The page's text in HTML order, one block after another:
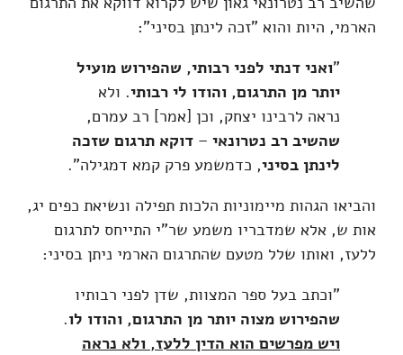
הארמי, היות והוא "זכה לינתן בסיני":
"ואני דנתי לפני רבותי, שהפירוש מועיל
יותר מן התרגום, והודו לי רבותי. ולא
נראה לרבינו יצחק, וכן [אמר] רב עמרם,
שהשיב רב נטרונאי – דוקא תרגום שזכה
לינתן בסיני, כדמשמע פרק קמא דמגילה".
והביאו הגהות מיימוניות הלכות תפילה ונשיאת כפים יג,
אות ש, אלא שמדבריו משמע שר"י התייחס לתרגום
ללעז, ואותו שלל מטעם שהתרגום הארמי ניתן בסיני:
"וכתב בעל ספר המצוות, שדן לפני רבותיו
שהפירוש מצוה יותר מן התרגום, והודו לו.
ויש מפרשים הוא הדין ללעז, ולא נראה